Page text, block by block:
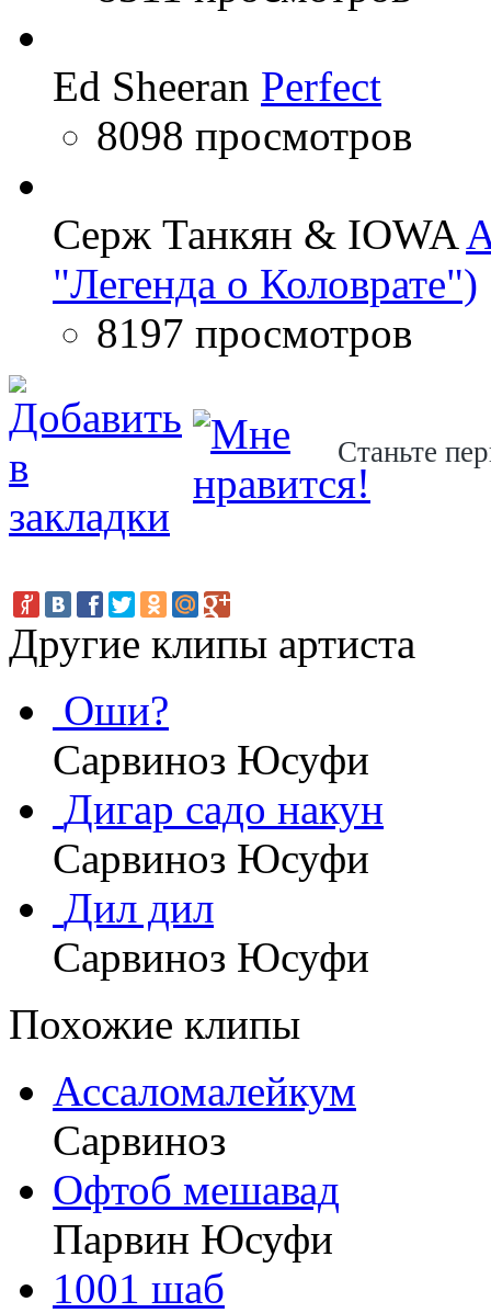
Ed Sheeran Perfect
8098 просмотров
Серж Танкян & IOWA
"Легенда о Коловрате")
8197 просмотров
Станьте
Другие клипы артиста
Оши?
Сарвиноз Юсуфи
Дигар садо накун
Сарвиноз Юсуфи
Дил дил
Сарвиноз Юсуфи
Похожие клипы
Ассаломалейкум
Сарвиноз
Офтоб мешавад
Парвин Юсуфи
1001 шаб